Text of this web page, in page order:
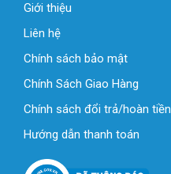
Giới thiệu
Liên hệ
Chính sách bảo mật
Chính Sách Giao Hàng
Chính sách đổi trả/hoàn tiền
Hướng dẫn thanh toán